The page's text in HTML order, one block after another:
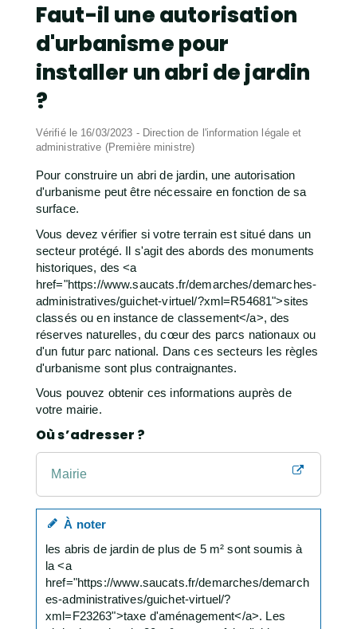
Faut-il une autorisation
d'urbanisme pour
installer un abri de jardin
?
Vérifié le 16/03/2023 - Direction de l'information légale et
administrative (Première ministre)
Pour construire un abri de jardin, une autorisation
d'urbanisme peut être nécessaire en fonction de sa
surface.
Vous devez vérifier si votre terrain est situé dans un
secteur protégé. Il s'agit des abords des monuments
historiques, des <a
href="https://www.saucats.fr/demarches/demarches-
administratives/guichet-virtuel/?xml=R54681">sites
classés ou en instance de classement</a>, des
réserves naturelles, du cœur des parcs nationaux ou
d'un futur parc national. Dans ces secteurs les règles
d'urbanisme sont plus contraignantes.
Vous pouvez obtenir ces informations auprès de
votre mairie.
Où s’adresser ?
Mairie
À noter
les abris de jardin de plus de 5 m² sont soumis à
la <a
href="https://www.saucats.fr/demarches/demarch
es-administratives/guichet-virtuel/?
xml=F23263">taxe d'aménagement</a>. Les